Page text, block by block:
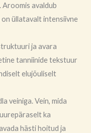
Aroomis avaldub
on üllatavalt intensiivne
ja avara
tanniinide tekstuur
elujõuliselt
veiniga. Vein, mida
ka
hästi hoitud ja